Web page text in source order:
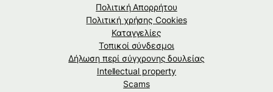
Πολιτική Απορρήτου
Πολιτική χρήσης Cookies
Καταγγελίες
Τοπικοί σύνδεσμοι
Δήλωση περί σύγχρονης δουλείας
Intellectual property
Scams